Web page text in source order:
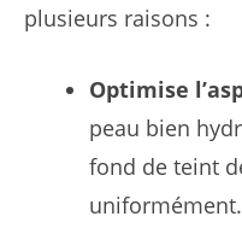
plusieurs raisons :
Optimise
peau bien
fond de teint
uniformément.